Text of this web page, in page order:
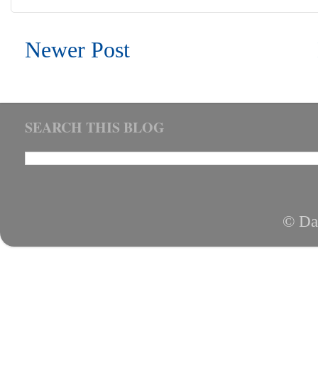
Newer Post
SEARCH THIS BLOG
©